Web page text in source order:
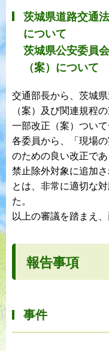
茨城県道路交通
について
茨城県公安委員
（案）について
交通部長から、茨城
（案）及び関連規程
一部改正（案）つい
各委員から、「現場
のための良い改正で
禁止除外対象に追加
とは、非常に適切な
た。
以上の審議を踏まえ
報告事項
事件